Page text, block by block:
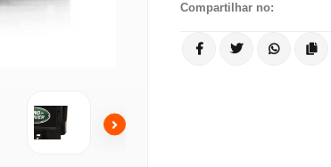
Compartilhar no: